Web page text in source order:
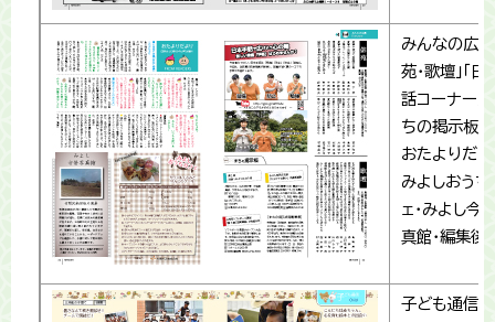
みんなの広場
苑・歌壇」「日
話コーナー」
ちの掲示板」
おたよりだよ
みよしおうち
ェ・みよし今
真館・編集後
子ども通信(